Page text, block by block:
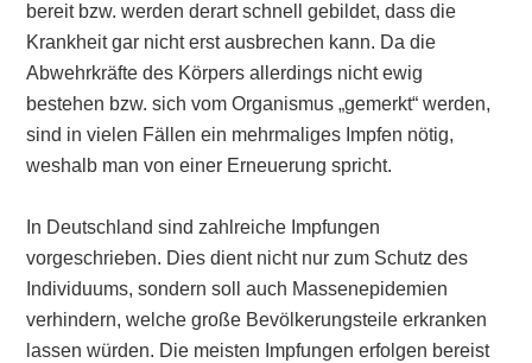
bereit bzw. werden derart schnell gebildet, dass die
Krankheit gar nicht erst ausbrechen kann. Da die
Abwehrkräfte des Körpers allerdings nicht ewig
bestehen bzw. sich vom Organismus „gemerkt“ werden,
sind in vielen Fällen ein mehrmaliges Impfen nötig,
weshalb man von einer Erneuerung spricht.
In Deutschland sind zahlreiche Impfungen
vorgeschrieben. Dies dient nicht nur zum Schutz des
Individuums, sondern soll auch Massenepidemien
verhindern, welche große Bevölkerungsteile erkranken
lassen würden. Die meisten Impfungen erfolgen bereist